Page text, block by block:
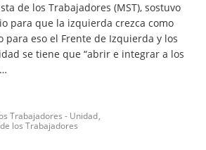
de los Trabajadores (MST), sostuvo
para que la izquierda crezca como
para eso el Frente de Izquierda y los
se tiene que “abrir e integrar a los
Trabajadores - Unidad
los Trabajadores